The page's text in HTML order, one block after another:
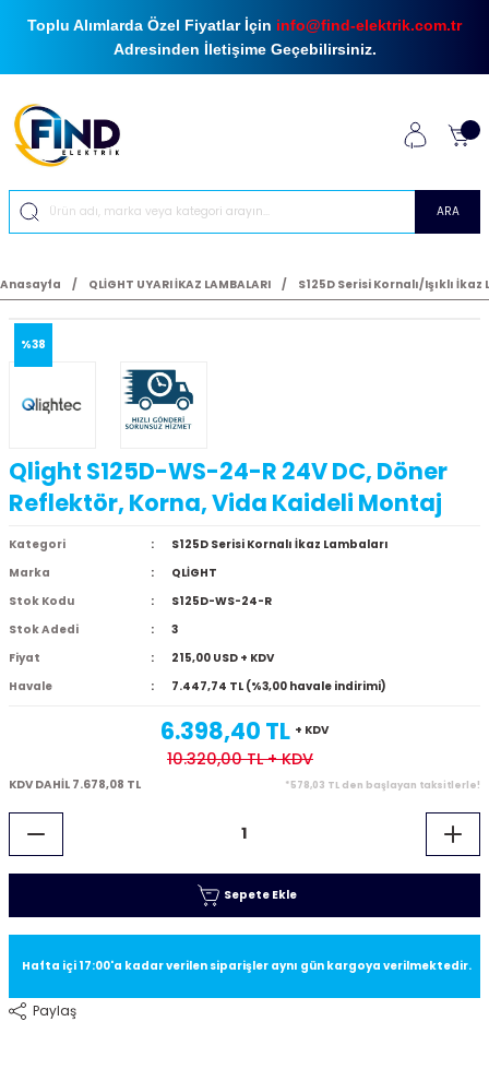
Toplu Alımlarda Özel Fiyatlar İçin info@find-elektrik.com.tr
Adresinden İletişime Geçebilirsiniz.
ARA
Anasayfa QLİGHT UYARI İKAZ LAMBALARI S125D Serisi Kornalı/Işıklı
%38
Qlight S125D-WS-24-R 24V DC, Döner
Reflektör, Korna, Vida Kaideli Montaj
Kategori
S125D Serisi Kornalı İkaz Lambaları
Marka
QLİGHT
Stok Kodu
S125D-WS-24-R
Stok Adedi
3
Fiyat
215,00 USD + KDV
Havale
7.447,74 TL (%3,00 havale indirimi)
6.398,40 TL + KDV
10.320,00 TL+ KDV
KDV DAHİL 7.678,08 TL *578,03 TL den başlayan taksitlerle!
Sepete Ekle
Hafta içi 17:00'a kadar verilen siparişler aynı gün kargoya verilmektedir.
Paylaş